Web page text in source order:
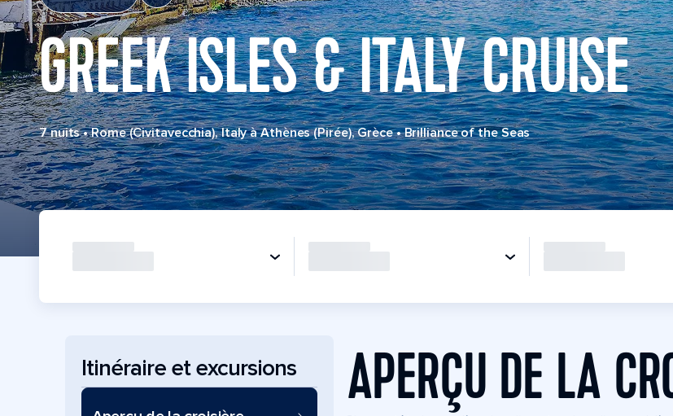
GREEK ISLES & ITALY CRUISE
7 nuits•Rome (Civitavecchia), Italy à Athènes (Pirée), Grèce•Brilliance of the Seas
Itinéraire et excursions APERÇU DE LA